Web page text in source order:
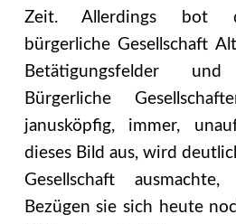
Zeit. Allerdings bot
bürgerliche Gesellschaft
Betätigungsfelder und
Bürgerliche
janusköpfig, immer,
dieses Bild aus, wird
Gesellschaft
Bezügen sie sich heute